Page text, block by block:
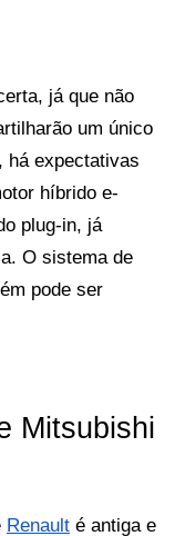
já que não
um único
há expectativas
híbrido e-
plug-in, já
O sistema de
pode ser
Mitsubishi
Renault é antiga e